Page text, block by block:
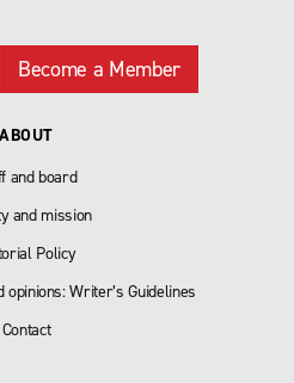
Become a Member
ABOUT
and board
and mission
Policy
Writer’s Guidelines
Contact